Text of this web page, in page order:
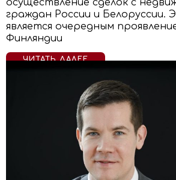
осуществление сделок с
граждан России и Белоруссии.
является очередным
Финляндии
ЧИТАТЬ ДАЛЕЕ